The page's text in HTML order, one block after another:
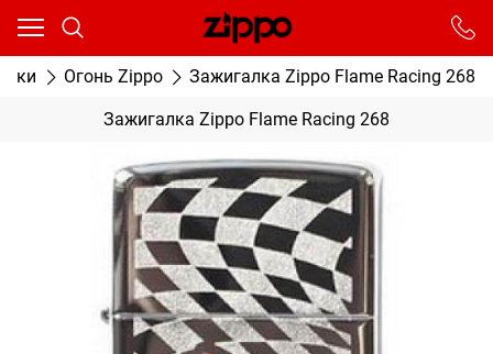
Огонь Zippo Зажигалка Zippo Flame Racing 268
Зажигалка Zippo Flame Racing 268
Ваш город - Москва,
От выбранного города зависят сроки доставки